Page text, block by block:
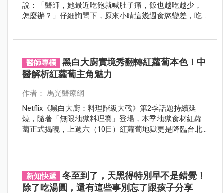
說：「醫師，她最近吃飽就喊肚子痛，飯也越吃越少，
怎麼辦？」仔細詢問下，原來小晴這幾週食慾變差，吃
醫師專欄
黑白大廚實境秀翻轉紅蘿蔔本色！中
醫解析紅蘿蔔主角魅力
作者： 馬光醫療網
Netflix《黑白大廚：料理階級大戰》第2季話題持續延
燒，隨著「無限地獄料理賽」登場，本季地獄食材紅蘿
蔔正式揭曉，上週六（10日）紅蘿蔔地獄更是降臨台北
新知快遞
冬至到了，天黑得特別早不是錯覺！
除了吃湯圓，還有這些事別忘了跟孩子分享